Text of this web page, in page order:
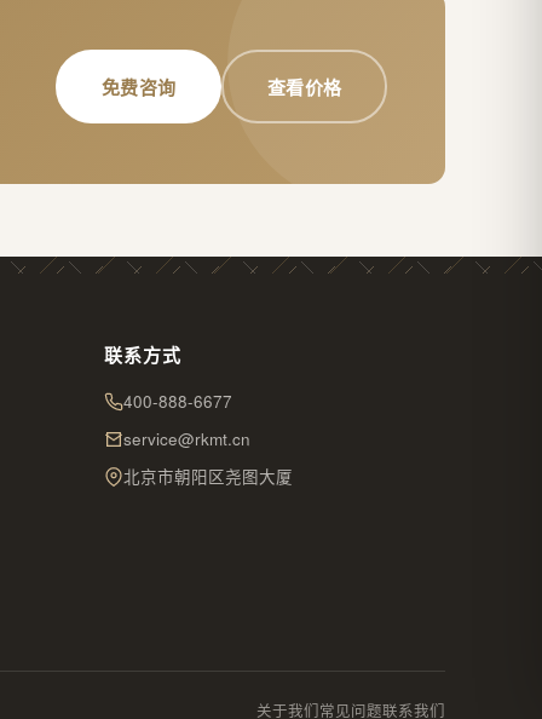
免费咨询 查看价格
联系方式
400-888-6677
service@rkmt.cn
北京市朝阳区尧图大厦
关于我们常见问题联系我们